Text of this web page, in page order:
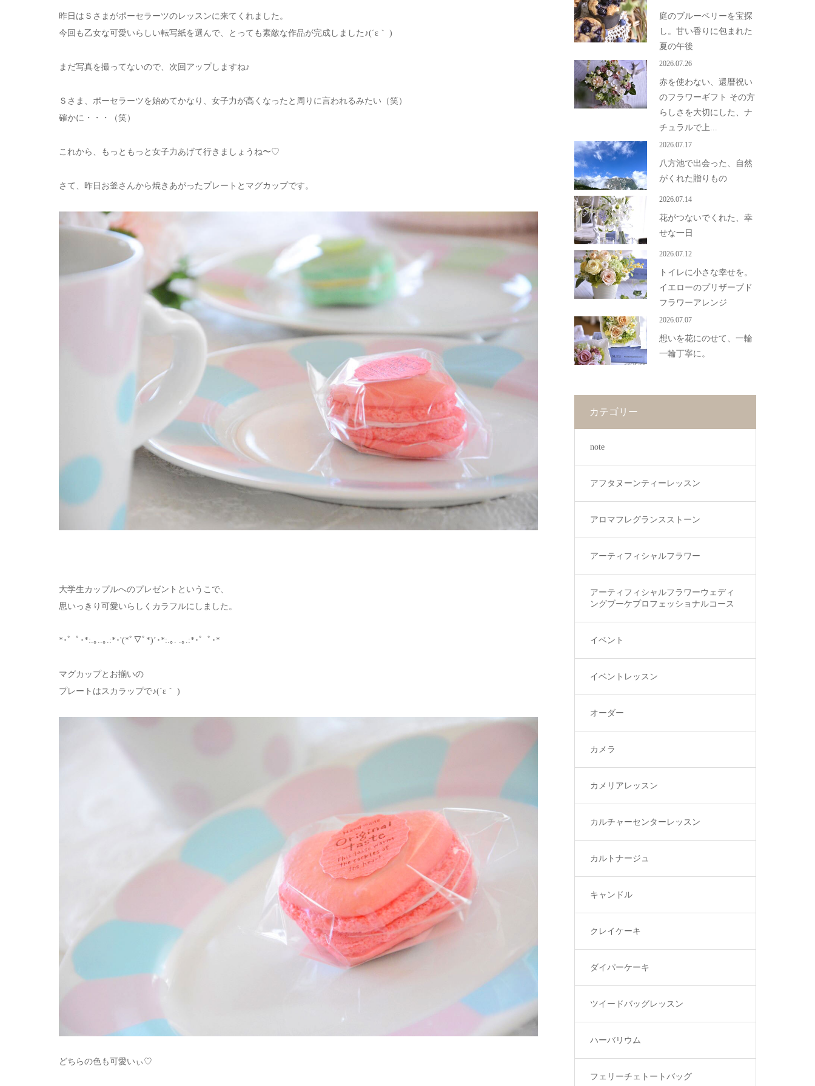
昨日はＳさまがポーセラーツのレッスンに来てくれました。
今回も乙女な可愛いらしい転写紙を選んで、とっても素敵な作品が完成しました♪(´ε｀ )
まだ写真を撮ってないので、 次回アップしますね♪
Ｓさま、ポーセラーツを始めてかなり、女子力が高くなったと周りに言われるみたい（笑）
確かに・・・（笑）
これから、もっともっと女子力あげて行きましょうね〜♡
さて、昨日お釜さんから焼きあがったプレートとマグカップです。
大学生カップルへのプレゼントというこで、
思いっきり可愛いらしくカラフルにしました。
*･゜ﾟ･*:.｡..｡.:*･'(*ﾟ▽ﾟ*)’･*:.｡. .｡.:*･゜ﾟ･*
マグカップとお揃いの
プレートはスカラップで♪(´ε｀ )
どちらの色も可愛いぃ♡
庭のブルーベリーを宝探
し。甘い香りに包まれた
夏の午後
2026.07.26
赤を使わない、還暦祝い
のフラワーギフト その方
らしさを大切にした、ナ
チュラルで上...
2026.07.17
八方池で出会った、自然
がくれた贈りもの
2026.07.14
花がつないでくれた、幸
せな一日
2026.07.12
トイレに小さな幸せを。
イエローのプリザーブド
フラワーアレンジ
2026.07.07
想いを花にのせて、一輪
一輪丁寧に。
カテゴリー
note
アフタヌーンティーレッスン
アロマフレグランスストーン
アーティフィシャルフラワー
アーティフィシャルフラワーウェディ
ングブーケプロフェッショナルコース
イベント
イベントレッスン
オーダー
カメラ
カメリアレッスン
カルチャーセンターレッスン
カルトナージュ
キャンドル
クレイケーキ
ダイパーケーキ
ツイードバッグレッスン
ハーバリウム
フェリーチェトートバッグ